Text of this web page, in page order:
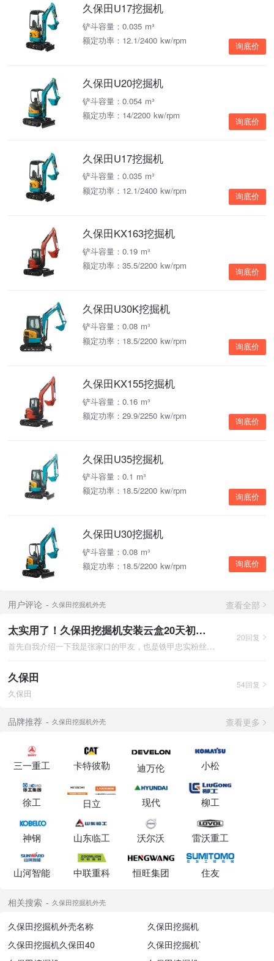
久保田U17挖掘机
铲斗容量：0.035 m³
额定功率：12.1/2400 kw/rpm
询底价
久保田U20挖掘机
铲斗容量：0.054 m³
额定功率：14/2200 kw/rpm
询底价
久保田U17挖掘机
铲斗容量：0.035 m³
额定功率：12.1/2400 kw/rpm
询底价
久保田KX163挖掘机
铲斗容量：0.19 m³
额定功率：35.5/2200 kw/rpm
询底价
久保田U30K挖掘机
铲斗容量：0.08 m³
额定功率：18.5/2200 kw/rpm
询底价
久保田KX155挖掘机
铲斗容量：0.16 m³
额定功率：29.9/2250 kw/rpm
询底价
久保田U35挖掘机
铲斗容量：0.1 m³
额定功率：18.5/2200 kw/rpm
询底价
久保田U30挖掘机
铲斗容量：0.08 m³
额定功率：18.5/2200 kw/rpm
询底价
用户评论 久保田挖掘机外壳 查看全部
太实用了！久保田挖掘机安装云盒20天初步使用感受（附改进建议）
首先自我介绍一下我是张家口的甲友，也是铁甲忠实粉丝，每天都会
20回复
久保田
久保田
54回复
品牌推荐 久保田挖掘机外壳 查看更多
三一重工 卡特彼勒 迪万伦 小松
徐工 日立 现代 柳工
神钢 山东临工 沃尔沃 雷沃重工
山河智能 中联重科 恒旺集团 住友
相关搜索 久保田挖掘机外壳
久保田挖掘机外壳名称
久保田挖掘机
久保田挖掘机久保田40
久保田挖掘机`